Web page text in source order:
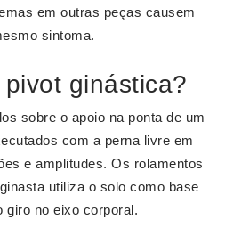
em outras peças causem
sintoma.
ginástica?
sobre o apoio na ponta de um
com a perna livre em
e amplitudes. Os rolamentos
utiliza o solo como base
giro no eixo corporal.